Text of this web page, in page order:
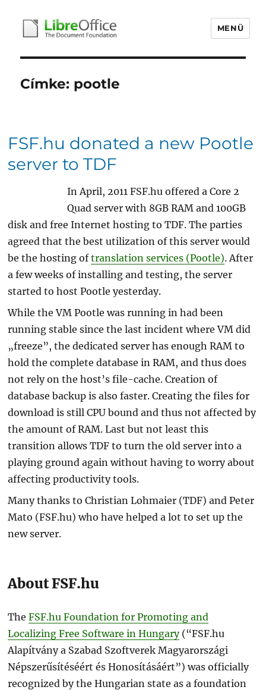
libreoffice.hu
MENÜ
Címke: pootle
FSF.hu donated a new Pootle
server to TDF
In April, 2011 FSF.hu offered a Core 2
Quad server with 8GB RAM and 100GB
disk and free Internet hosting to TDF. The parties
agreed that the best utilization of this server would
be the hosting oftranslation services (Pootle). After
a few weeks of installing and testing, the server
started to host Pootle yesterday.
While the VM Pootle was running in had been
running stable since the last incident where VM did
„freeze”, the dedicated server has enough RAM to
hold the complete database in RAM, and thus does
not rely on the host’s file-cache. Creation of
database backup is also faster. Creating the files for
download is still CPU bound and thus not affected by
the amount of RAM. Last but not least this
transition allows TDF to turn the old server into a
playing ground again without having to worry about
affecting productivity tools.
Many thanks to Christian Lohmaier (TDF) and Peter
Mato (FSF.hu) who have helped a lot to set up the
new server.
About FSF.hu
TheFSF.hu Foundation for Promoting and
Localizing Free Software in Hungary(“FSF.hu
Alapítvány a Szabad Szoftverek Magyarországi
Népszerűsítéséért és Honosításáért”) was officially
recognized by the Hungarian state as a foundation